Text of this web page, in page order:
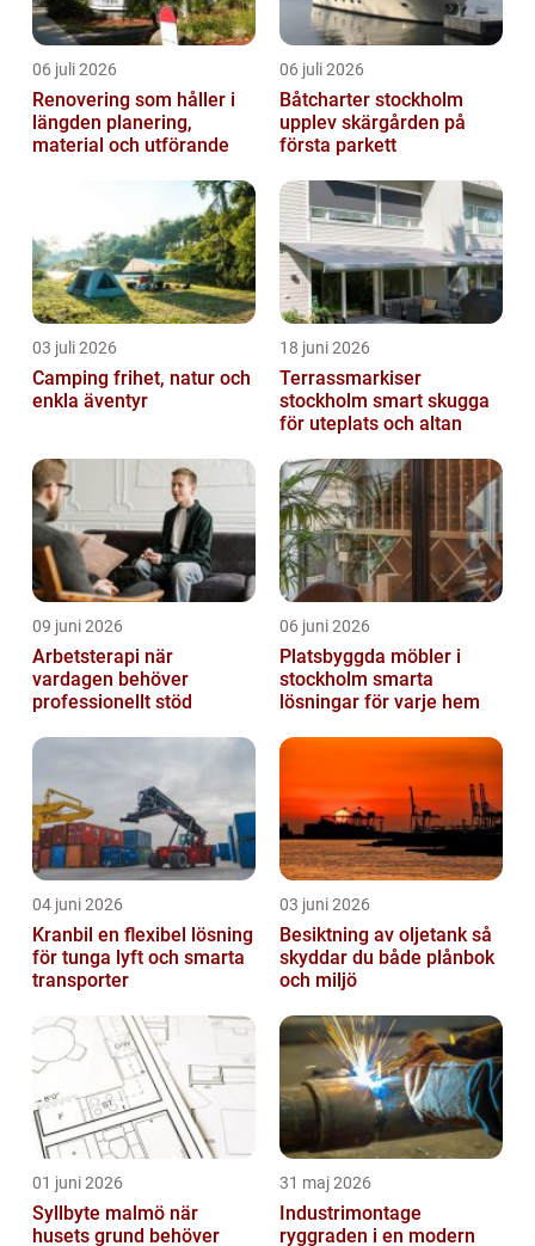
06 juli 2026
Renovering som håller i
längden planering,
material och utförande
06 juli 2026
Båtcharter stockholm
upplev skärgården på
första parkett
03 juli 2026
Camping frihet, natur och
enkla äventyr
18 juni 2026
Terrassmarkiser
stockholm smart skugga
för uteplats och altan
09 juni 2026
Arbetsterapi när
vardagen behöver
professionellt stöd
06 juni 2026
Platsbyggda möbler i
stockholm smarta
lösningar för varje hem
04 juni 2026
Kranbil en flexibel lösning
för tunga lyft och smarta
transporter
03 juni 2026
Besiktning av oljetank så
skyddar du både plånbok
och miljö
01 juni 2026
Syllbyte malmö när
husets grund behöver
31 maj 2026
Industrimontage
ryggraden i en modern